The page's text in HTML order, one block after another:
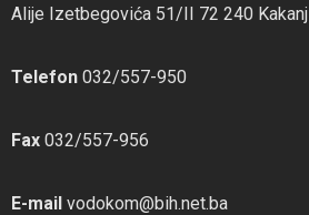
Alije Izetbegovića 51/II 72 240 Kakanj
Telefon 032/557-950
Fax 032/557-956
E-mail vodokom@bih.net.ba